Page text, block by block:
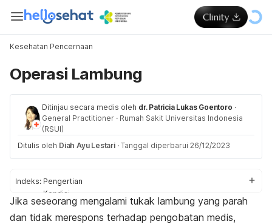
Kesehatan Pencernaan
Operasi Lambung
Ditinjau secara medis oleh dr. Patricia Lukas Goentoro ·
General Practitioner · Rumah Sakit Universitas Indonesia
(RSUI)
Ditulis oleh Diah Ayu Lestari · Tanggal diperbarui 26/12/2023
Indeks: Pengertian
Kondisi
Risiko
Persiapan
Jika seseorang mengalami tukak lambung yang parah
dan tidak merespons terhadap pengobatan medis,